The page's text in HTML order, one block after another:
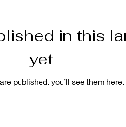
in this
yet
published, you’ll see them here.